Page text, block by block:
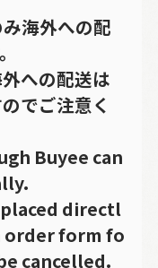
海外への配
への配送は
でご注意く
Buyee can
directl
order form fo
cancelled.